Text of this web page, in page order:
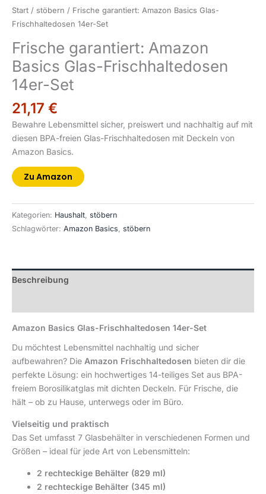
Start / stöbern / Frische garantiert: Amazon Basics Glas-
Frischhaltedosen 14er-Set
Frische garantiert: Amazon
Basics Glas-Frischhaltedosen
14er-Set
21,17 €
Bewahre Lebensmittel sicher, preiswert und nachhaltig auf mit
diesen BPA-freien Glas-Frischhaltedosen mit Deckeln von
Amazon Basics.
Zu Amazon
Kategorien: Haushalt stöbern
Schlagwörter: Amazon Basics stöbern
Beschreibung
Amazon Basics Glas-Frischhaltedosen 14er-Set
Du möchtest Lebensmittel nachhaltig und sicher
aufbewahren? Die Amazon Frischhaltedosen bieten dir die
perfekte Lösung: ein hochwertiges 14-teiliges Set aus BPA-
freiem Borosilikatglas mit dichten Deckeln. Für Frische, die
hält – ob zu Hause, unterwegs oder im Büro.
Vielseitig und praktisch
Das Set umfasst 7 Glasbehälter in verschiedenen Formen und
Größen – ideal für jede Art von Lebensmitteln:
2 rechteckige Behälter (829 ml)
2 rechteckige Behälter (345 ml)